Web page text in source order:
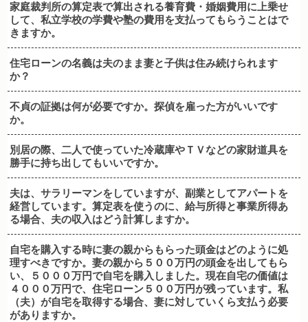
家庭裁判所の算定表で算出される養育費・婚姻費用に上乗せ
して、私立学校の学費や塾の費用を支払ってもらうことはで
きますか。
住宅ローンの名義は夫のまま妻と子供は住み続けられます
か？
不貞の証拠は何が必要ですか。探偵を雇った方がいいです
か。
別居の際、二人で使っていた冷蔵庫やＴＶなどの家財道具を
勝手に持ち出してもいいですか。
夫は、サラリーマンをしていますが、副業としてアパートを
経営しています。算定表を使うのに、給与所得と事業所得あ
る場合、夫の収入はどう計算しますか。
自宅を購入する時に妻の親からもらった頭金はどのように処
理すべきですか。妻の親から５００万円の頭金を出してもら
い、５０００万円で自宅を購入しました。現在自宅の価値は
４０００万円で、住宅ローン５００万円が残っています。私
（夫）が自宅を取得する場合、妻に対していくら支払う必要
がありますか。